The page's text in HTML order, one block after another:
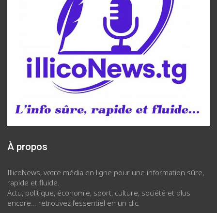
À propos
IllicoNews, votre média en ligne pour une information sûre,
rapide et fluide.
Actu, politique, économie, sport, culture, société et plus
encore… retrouvez l’essentiel en un clic.